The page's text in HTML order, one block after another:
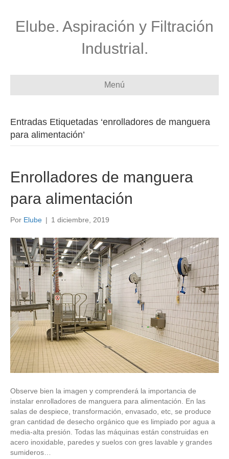
Elube. Aspiración y Filtración
Industrial.
Menú
Entradas Etiquetadas ‘enrolladores de manguera
para alimentación’
Enrolladores de manguera
para alimentación
Por Elube | 1 diciembre, 2019
Observe bien la imagen y comprenderá la importancia de
instalar enrolladores de manguera para alimentación. En las
salas de despiece, transformación, envasado, etc, se produce
gran cantidad de desecho orgánico que es limpiado por agua a
media-alta presión. Todas las máquinas están construidas en
acero inoxidable, paredes y suelos con gres lavable y grandes
sumideros…